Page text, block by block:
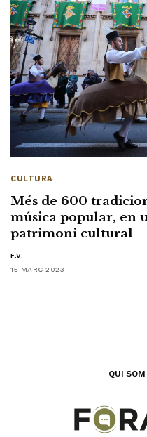
CULTURA
Més de 600
música popular, en
patrimoni cultural
F.V.
15 MARÇ 2023
QUI SOM